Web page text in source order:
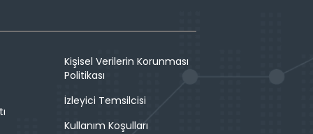
Kişisel Verilerin Korunması
Politikası
İzleyici Temsilcisi
Kullanım Koşulları